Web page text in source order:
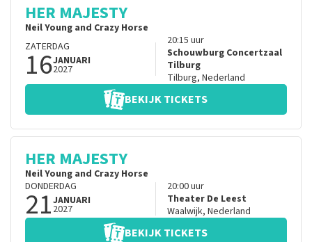
HER MAJESTY
Neil Young and Crazy Horse
ZATERDAG
16JANUARI
2027
20:15 uur
Schouwburg Concertzaal
Tilburg
Tilburg, Nederland
BEKIJK TICKETS
HER MAJESTY
Neil Young and Crazy Horse
DONDERDAG
21JANUARI
2027
20:00uur
Theater De Leest
Waalwijk, Nederland
BEKIJK TICKETS